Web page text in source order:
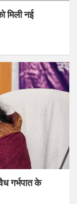
मिली नई
गर्भपात के